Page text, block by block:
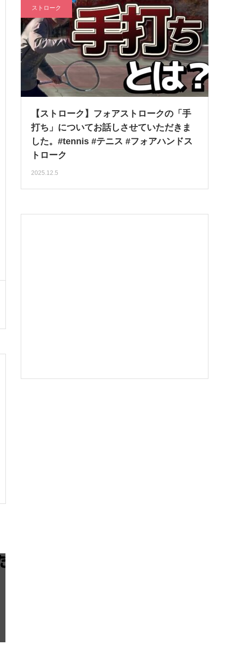
ストローク
【ストローク】フォアストロークの「手
打ち」についてお話しさせていただきま
した。#tennis #テニス #フォアハンドス
トローク
2025.12.5